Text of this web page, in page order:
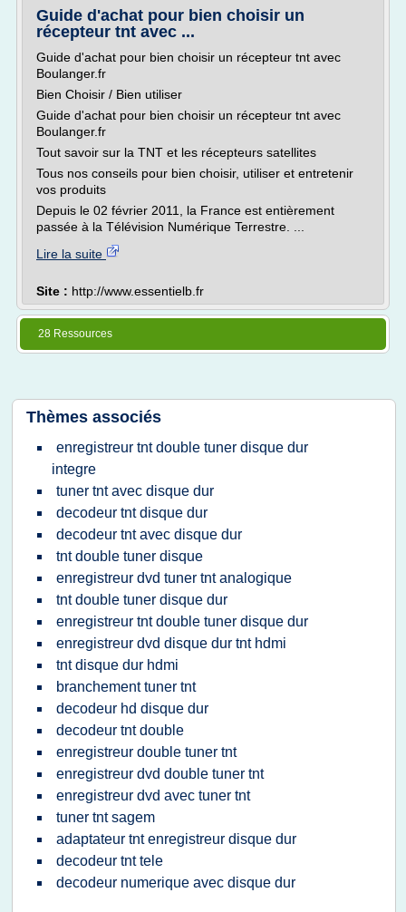
Guide d'achat pour bien choisir un
récepteur tnt avec ...
Guide d'achat pour bien choisir un récepteur tnt avec
Boulanger.fr
Bien Choisir / Bien utiliser
Guide d'achat pour bien choisir un récepteur tnt avec
Boulanger.fr
Tout savoir sur la TNT et les récepteurs satellites
Tous nos conseils pour bien choisir, utiliser et entretenir
vos produits
Depuis le 02 février 2011, la France est entièrement
passée à la Télévision Numérique Terrestre. ...
Lire la suite
Site : http://www.essentielb.fr
28 Ressources
Thèmes associés
enregistreur tnt double tuner disque dur
integre
tuner tnt avec disque dur
decodeur tnt disque dur
decodeur tnt avec disque dur
tnt double tuner disque
enregistreur dvd tuner tnt analogique
tnt double tuner disque dur
enregistreur tnt double tuner disque dur
enregistreur dvd disque dur tnt hdmi
tnt disque dur hdmi
branchement tuner tnt
decodeur hd disque dur
decodeur tnt double
enregistreur double tuner tnt
enregistreur dvd double tuner tnt
enregistreur dvd avec tuner tnt
tuner tnt sagem
adaptateur tnt enregistreur disque dur
decodeur tnt tele
decodeur numerique avec disque dur